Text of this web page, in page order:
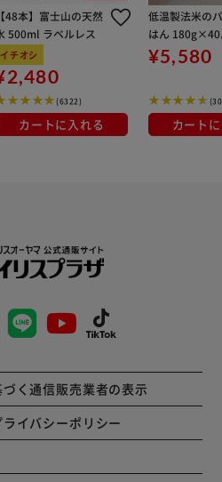
【48本】富士山の天然
500ml ラベルレス
イチオシ
(6322)
カートに入れる
低温製法米の
はん 180g×40
¥5,580
カート
く通信販売業者の表示
イバシーポリシー